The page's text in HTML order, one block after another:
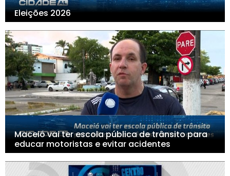
Eleições 2026
Maceió vai ter escola pública de trânsito para
educar motoristas e evitar acidentes